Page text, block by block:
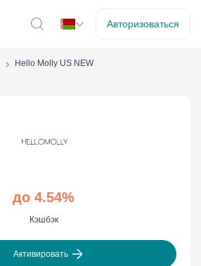
Авторизоваться
Hello Molly US NEW
до 4.54%
Кэшбэк
Активировать